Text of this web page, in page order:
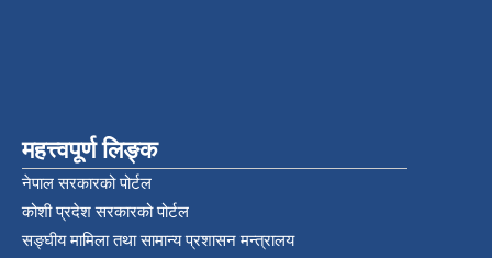
महत्त्वपूर्ण लिङ्क
नेपाल सरकारको पोर्टल
कोशी प्रदेश सरकारको पोर्टल
सङ्‍घीय मामिला तथा सामान्य प्रशासन मन्त्रालय